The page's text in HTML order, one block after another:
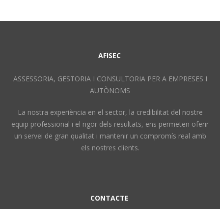
AFISEC
ASSESSORIA, GESTORIA I CONSULTORIA PER A EMPRESES I
AUTÒNOMS
La nostra experiència en el sector, la credibilitat del nostre
equip professional i el rigor dels resultats, ens permeten oferir
un servei de gran qualitat i mantenir un compromís real amb
els nostres clients.
CONTACTE